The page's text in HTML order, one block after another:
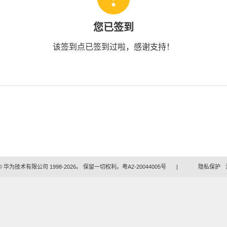
您已签到
该签到点已签到过啦，感谢支持！
华为技术有限公司 1998-2026。 保留一切权利。粤A2-20044005号 | 隐私保护